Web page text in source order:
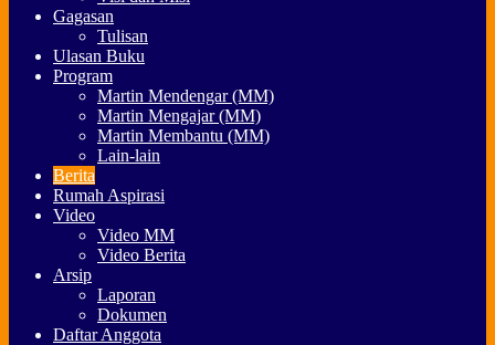
Gagasan
Tulisan
Ulasan Buku
Program
Martin Mendengar (MM)
Martin Mengajar (MM)
Martin Membantu (MM)
Lain-lain
Berita
Rumah Aspirasi
Video
Video MM
Video Berita
Arsip
Laporan
Dokumen
Daftar Anggota